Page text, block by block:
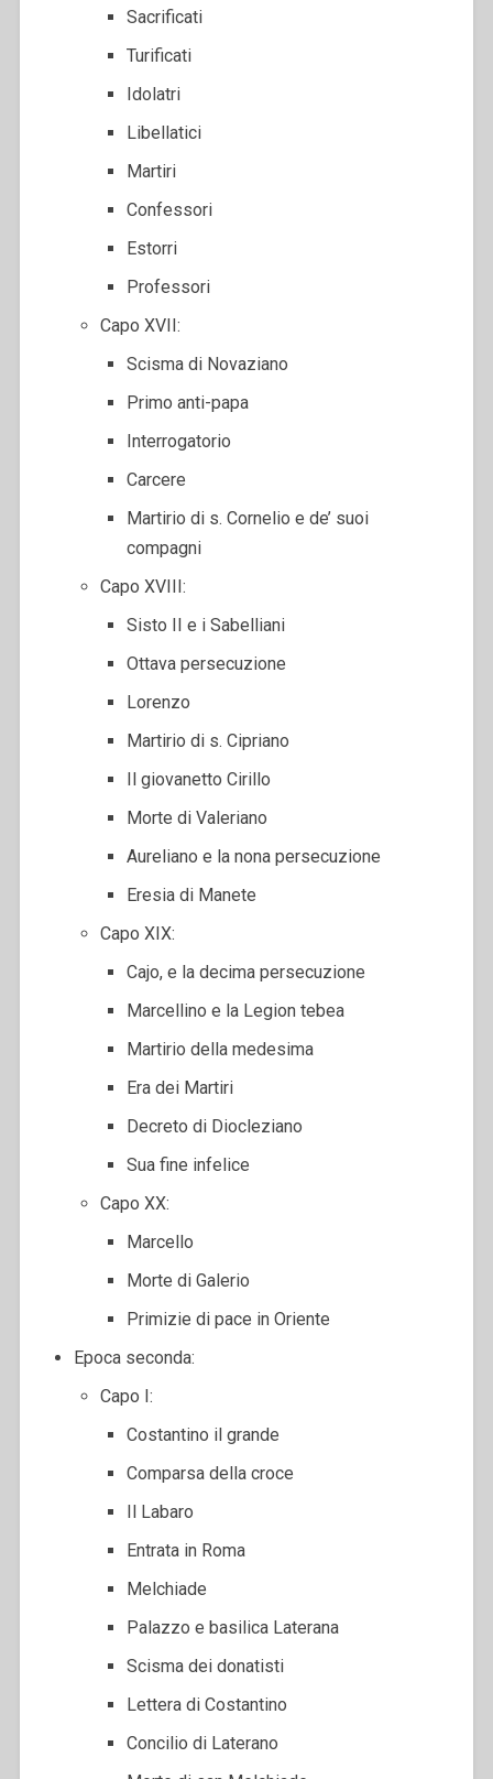
Sacrificati
Turificati
Idolatri
Libellatici
Martiri
Confessori
Estorri
Professori
Capo XVII:
Scisma di Novaziano
Primo anti-papa
Interrogatorio
Carcere
Martirio di s. Cornelio e de’ suoi
compagni
Capo XVIII:
Sisto II e i Sabelliani
Ottava persecuzione
Lorenzo
Martirio di s. Cipriano
Il giovanetto Cirillo
Morte di Valeriano
Aureliano e la nona persecuzione
Eresia di Manete
Capo XIX:
Cajo, e la decima persecuzione
Marcellino e la Legion tebea
Martirio della medesima
Era dei Martiri
Decreto di Diocleziano
Sua fine infelice
Capo XX:
Marcello
Morte di Galerio
Primizie di pace in Oriente
Epoca seconda:
Capo I:
Costantino il grande
Comparsa della croce
Il Labaro
Entrata in Roma
Melchiade
Palazzo e basilica Laterana
Scisma dei donatisti
Lettera di Costantino
Concilio di Laterano